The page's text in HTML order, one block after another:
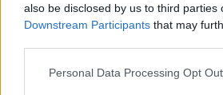
also be disclosed by us to third parties
Downstream Participants that may
Please note that this website/app uses
Personal Data Processing Opt